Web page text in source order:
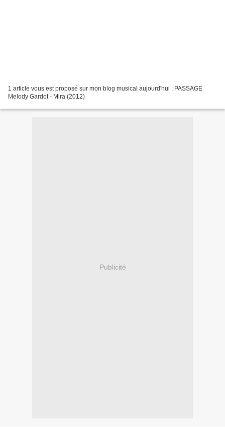
1 article vous est proposé sur mon blog musical aujourd'hui : PASSAGE
Melody Gardot - Mira (2012)
Publicité